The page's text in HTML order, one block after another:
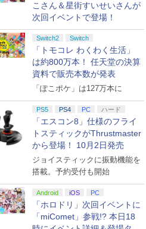
こさん＆星街すいせいさんが
次回イベントで登場！
Switch2 Switch
「トモコレ わくわく生活」
は約800万本！ 任天堂の決算
資料で販売本数が発表
「ぽこポケ」は127万本に
PS5 PS4 PC ハード
「エスコン8」仕様のフライ
トスティックがThrustmaster
から登場！ 10月2日発売
ジョイスティックに振動機能を
搭載。予約受付も開始
Android iOS PC
「ホロドリ」次回イベントに
「miComet」参戦!? 本日18